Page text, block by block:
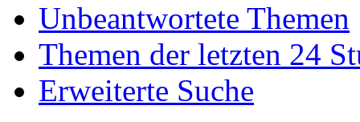
Unbeantwortete Themen
Themen der letzten 24
Erweiterte Suche